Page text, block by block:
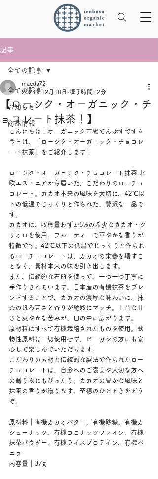
記事
全ての記事
お知らせ
商品情報
全ての記事
【ローシク・オーガニック・チ
ョコレート抹茶！】
maeda72
2024年12月10日 読了時間: 2分
こんにちは！オーガニック市場てんぶすです☆
今日は、「ローシク・オーガニック・チョコレ
ート抹茶」をご紹介します！
ローシク・オーガニック・チョコレート抹茶 北
欧エストニアから届いた、こだわりのローチョ
コレート。カカオ本来の風味を大切に、42℃以
下の低温でじっくりと作られた、贅沢な一品で
す。
カカオは、収穫量わずか5%の希少なカカオ・ク
リオロを使用。フルーティーで華やかな香りが
特徴です。42℃以下の低温でじっくりと作られ
るローチョコレートは、カカオの栄養を壊すこ
となく、素材本来の味を引き出します。
また、伝統的な石臼を使って、一つ一つ丁寧に
手作りされています。日本産の有機抹茶をブレ
ンドすることで、カカオの濃厚な味わいに、抹
茶のほろ苦さと香りが絶妙にマッチ。上品な甘
さと爽やかな苦みが、口の中に広がります。
原材料はすべて有機栽培されたものを使用。動
物性原料は一切使用せず、ビーガンの方にも安
心して楽しんでいただけます。
こだわりの素材と伝統的な製法で作られたロー
チョコレートは、自分へのご褒美や大切な方へ
の贈り物にもぴったり。カカオの豊かな風味と
抹茶の香りが織りなす、至福のひとときをどう
ぞ。
原材料｜有機カカオバター、有機砂糖、有機カ
シューナッツ、有機ココナッツファイン、有機
抹茶パウダー、有機ライスプロテイン、有機バ
ニラ
内容量｜37g